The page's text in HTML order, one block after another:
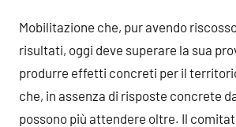
Mobilitazione che, pur avendo
risultati, oggi deve superare la sua
produrre effetti concreti per il
che, in assenza di risposte concrete
possono più attendere oltre. Il